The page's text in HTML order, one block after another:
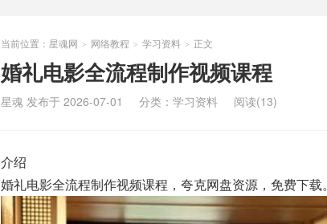
当前位置： 星魂网 > 网络教程 > 学习资料 > 正文
婚礼电影全流程制作视频课程
星魂 发布于 2026-07-01 分类： 学习资料 阅读(13)
介绍
婚礼电影全流程制作视频课程，夸克网盘资源，免费下载。